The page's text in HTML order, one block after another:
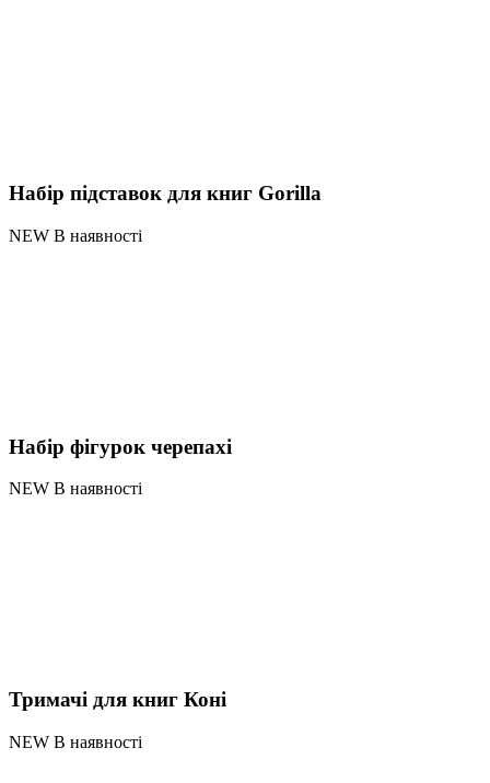
Набір підставок для книг Gorilla
NEW В наявності
Набір фігурок черепахі
NEW В наявності
Тримачі для книг Коні
NEW В наявності